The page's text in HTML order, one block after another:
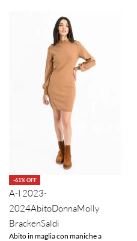
-61% OFF
A-I 2023-
2024AbitoDonnaMolly
BrackenSaldi
Abito in maglia con maniche a